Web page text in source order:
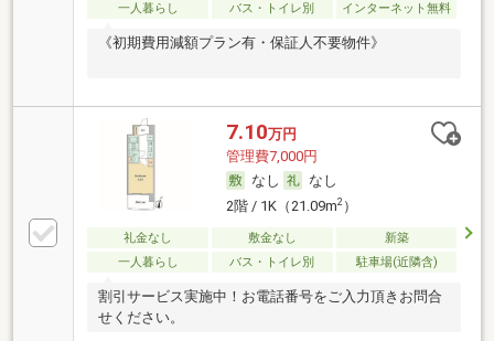
一人暮らし
バス・トイレ別 インターネット無料
《初期費用減額プラン有・保証人不要物件》
7.10万円
管理費7,000円
なし
なし
2階 / 1K（21.09m2）
礼金なし 敷金なし
新築
一人暮らし
バス・トイレ別 駐車場(近隣含)
割引サービス実施中！お電話番号をご入力頂きお問合
せください。